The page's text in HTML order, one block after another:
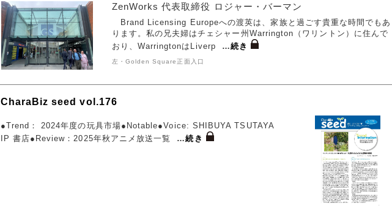
ZenWorks 代表取締役 ロジャー・バーマン
Brand Licensing Europeへの渡英は、家族と過ごす貴重な時間でもあ
ります。私の兄夫婦はチェシャー州Warrington（ワリントン）に住んで
おり、WarringtonはLiverp
…続き
左・Golden Square正面入口
CharaBiz seed vol.176
●Trend： 2024年度の玩具市場●Notable●Voice: SHIBUYA TSUTAYA
IP 書店●Review：2025年秋アニメ放送一覧
…続き